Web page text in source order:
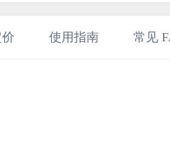
使用指南 常见